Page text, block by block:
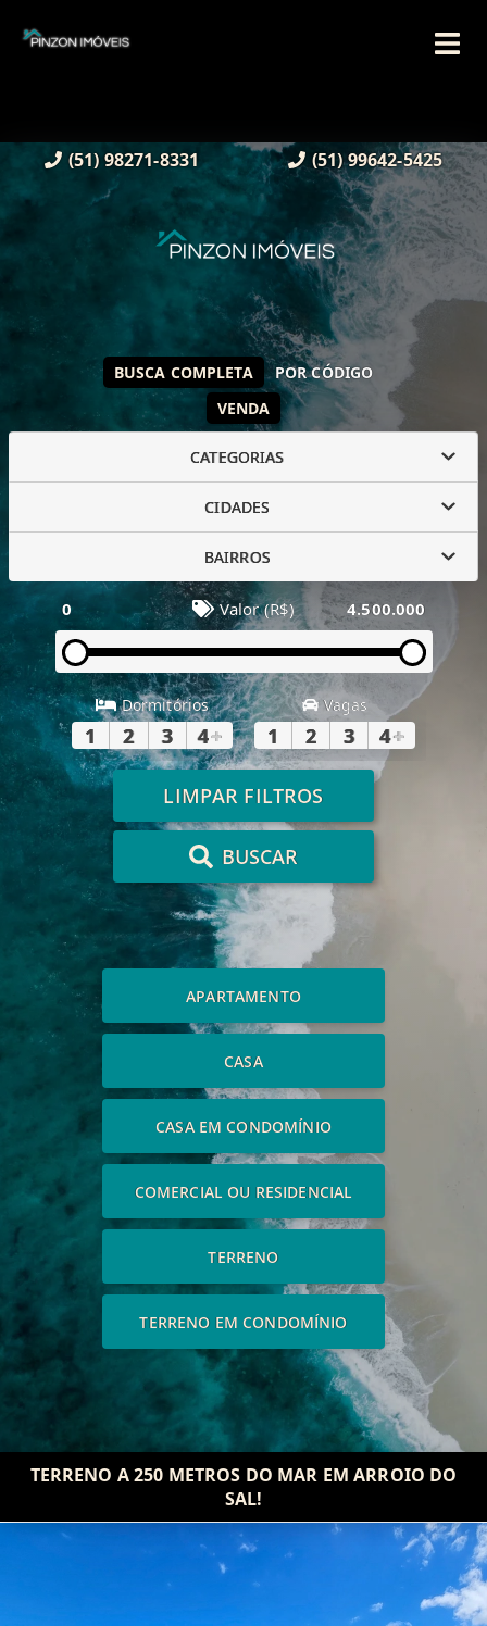
(51) 98271-8331 (51) 99642-5425
VENDA
BUSCA COMPLETA POR CÓDIGO
CATEGORIAS
CIDADES
BAIRROS
0 Valor (R$) 4.500.000
Dormitórios
1 2 3 4+
Vagas
1 2 3 4+
LIMPAR FILTROS
BUSCAR
APARTAMENTO
CASA
CASA EM CONDOMÍNIO
COMERCIAL OU RESIDENCIAL
TERRENO
TERRENO EM CONDOMÍNIO
TERRENO A 250 METROS DO MAR EM ARROIO DO
SAL!